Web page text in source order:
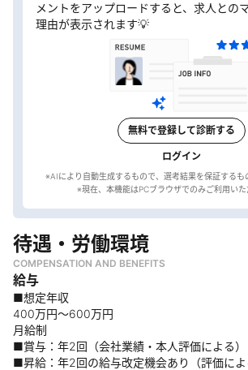
メントをアップロードすると、求人との
理由が表示されます💡
無料で登録して診断する
ログイン
※AIにより自動生成するもので、選考結果を保証するも
待遇・労働環境
COMPENSATION AND BENEFITS
給与
■想定年収
400万円～600万円
月給制
■賞与：年2回（会社業績・本人評価による）
■昇給：年2回の給与改定機会あり（評価によ